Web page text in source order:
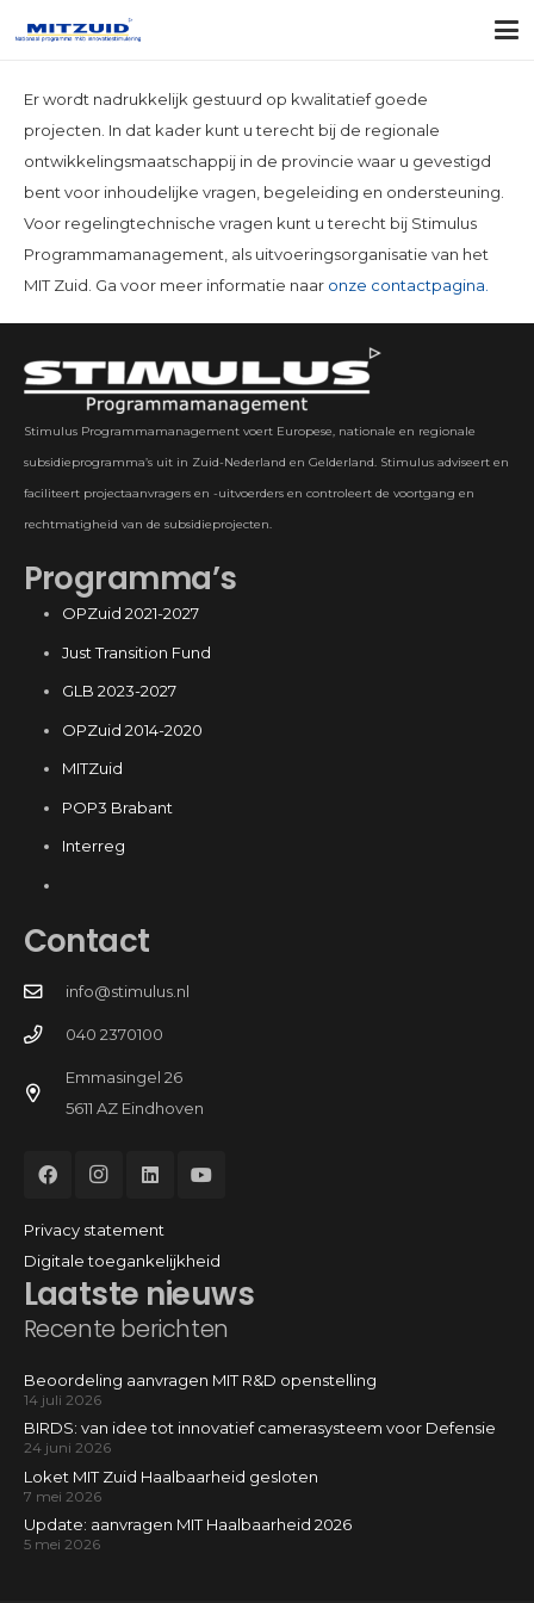
Er wordt nadrukkelijk gestuurd op kwalitatief goede
projecten. In dat kader kunt u terecht bij de regionale
ontwikkelingsmaatschappij in de provincie waar u gevestigd
bent voor inhoudelijke vragen, begeleiding en ondersteuning.
Voor regelingtechnische vragen kunt u terecht bij Stimulus
Programmamanagement, als uitvoeringsorganisatie van het
MIT Zuid. Ga voor meer informatie naar onze contactpagina.
Stimulus Programmamanagement voert Europese, nationale en regionale
subsidieprogramma’s uit in Zuid-Nederland en Gelderland. Stimulus adviseert en
faciliteert projectaanvragers en -uitvoerders en controleert de voortgang en
rechtmatigheid van de subsidieprojecten.
Programma’s
OPZuid 2021-2027
Just Transition Fund
GLB 2023-2027
OPZuid 2014-2020
MITZuid
POP3 Brabant
Interreg
Laatste nieuws
Recente berichten
Beoordeling aanvragen MIT R&D openstelling
14 juli 2026
BIRDS: van idee tot innovatief camerasysteem voor Defensie
24 juni 2026
Loket MIT Zuid Haalbaarheid gesloten
7 mei 2026
Update: aanvragen MIT Haalbaarheid 2026
5 mei 2026
Contact
info@stimulus.nl
040 2370100
Emmasingel 26
5611 AZ Eindhoven
Privacy statement
Digitale toegankelijkheid